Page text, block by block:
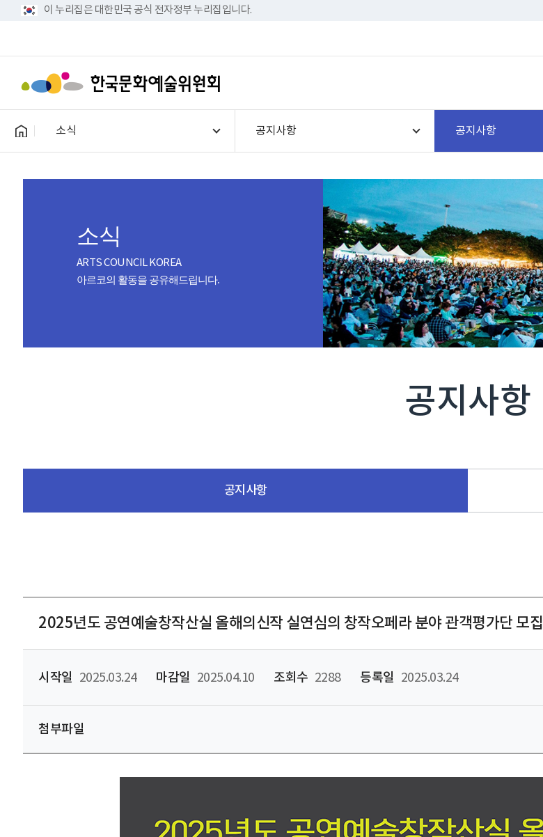
이 누리집은 대한민국 공식 전자정부 누리집입니다.
소식 공지사항 공지사항
소식
ARTS COUNCIL KOREA
아르코의 활동을 공유해드립니다.
공지사항
공지사항
2025년도 공연예술창작산실 올해의신작 실연심의 창작오페라 분야 관객평가단 모집
시작일 2025.03.24 마감일 2025.04.10 조회수 2288 등록일 2025.03.24
첨부파일